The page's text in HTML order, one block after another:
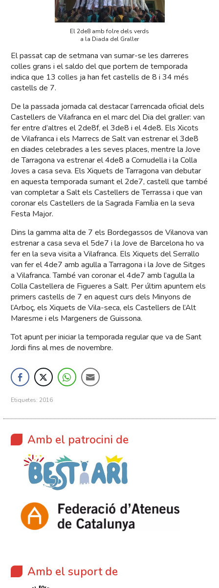
El 2de8 amb folre dels verds
a la Diada del Graller
El passat cap de setmana van sumar-se les darreres
colles grans i el saldo del que portem de temporada
indica que 13 colles ja han fet castells de 8 i 34 més
castells de 7.
De la passada jornada cal destacar l’arrencada oficial dels
Castellers de Vilafranca en el marc del Dia del graller: van
fer entre d’altres el 2de8f, el 3de8 i el 4de8. Els Xicots
de Vilafranca i els Marrecs de Salt van estrenar el 3de8
en diades celebrades a les seves places, mentre la Jove
de Tarragona va estrenar el 4de8 a Cornudella i la Colla
Joves a casa seva. Els Xiquets de Tarragona van debutar
en aquesta temporada sumant el 2de7, castell que també
van completar a Salt els Castellers de Terrassa i que van
coronar els Castellers de la Sagrada Família en la seva
Festa Major.
Dins la gamma alta de 7 els Bordegassos de Vilanova van
estrenar a casa seva el 5de7 i la Jove de Barcelona ho va
fer en la seva visita a Vilafranca. Els Xiquets del Serrallo
van fer el 4de7 amb agulla a Tarragona i la Jove de Sitges
a Vilafranca. També van coronar el 4de7 amb l’agulla la
Colla Castellera de Figueres a Salt. Per últim apuntem els
primers castells de 7 en aquest curs dels Minyons de
l’Arboç, els Xiquets de Vila-seca, els Castellers de l’Alt
Maresme i els Margeners de Guissona.
Tot apunt per iniciar la temporada regular que va de Sant
Jordi fins al mes de novembre.
Etiquetes: 2016
Amb el patrocini de
Amb el suport de